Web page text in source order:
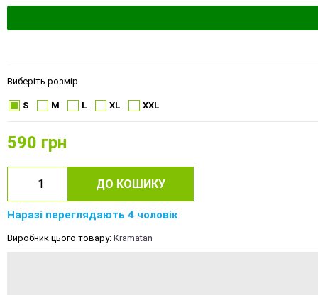
Виберіть розмір
S M L XL XXL
590 грн
ДО КОШИКУ
Наразі переглядають 4 чоловік
Виробник цього товару: Kramatan